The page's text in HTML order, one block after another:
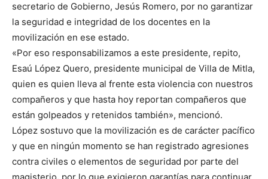
secretario de Gobierno, Jesús Romero, por no garantizar
la seguridad e integridad de los docentes en la
movilización en ese estado.
«Por eso responsabilizamos a este presidente, repito,
Esaú López Quero, presidente municipal de Villa de Mitla,
quien es quien lleva al frente esta violencia con nuestros
compañeros y que hasta hoy reportan compañeros que
están golpeados y retenidos también», mencionó.
López sostuvo que la movilización es de carácter pacífico
y que en ningún momento se han registrado agresiones
contra civiles o elementos de seguridad por parte del